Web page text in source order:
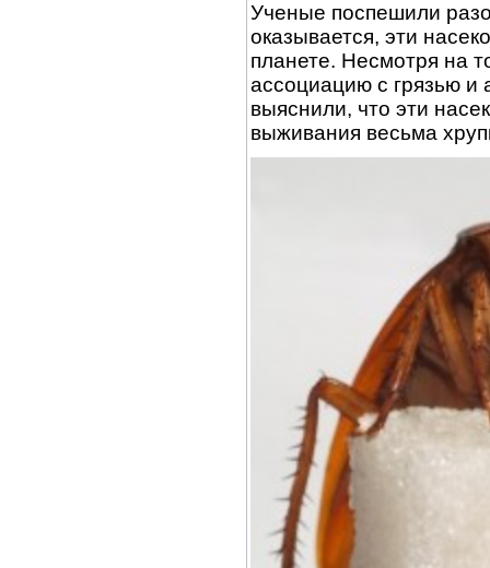
Ученые поспешили
оказывается, эти
планете. Несмотря на
ассоциацию с грязью и
выяснили, что эти
выживания весьма